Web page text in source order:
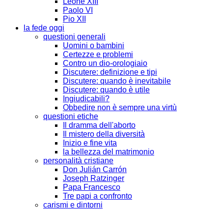
Paolo VI
Pio XII
la fede oggi
questioni generali
Uomini o bambini
Certezze e problemi
Contro un dio-orologiaio
Discutere: definizione e tipi
Discutere: quando è inevitabile
Discutere: quando è utile
Ingiudicabili?
Obbedire non è sempre una virtù
questioni etiche
Il dramma dell'aborto
Il mistero della diversità
Inizio e fine vita
la bellezza del matrimonio
personalità cristiane
Don Julián Carrón
Joseph Ratzinger
Papa Francesco
Tre papi a confronto
carismi e dintorni